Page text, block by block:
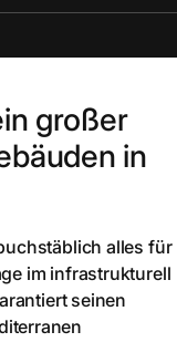
großer
in
alles für
im infrastrukturell
seinen